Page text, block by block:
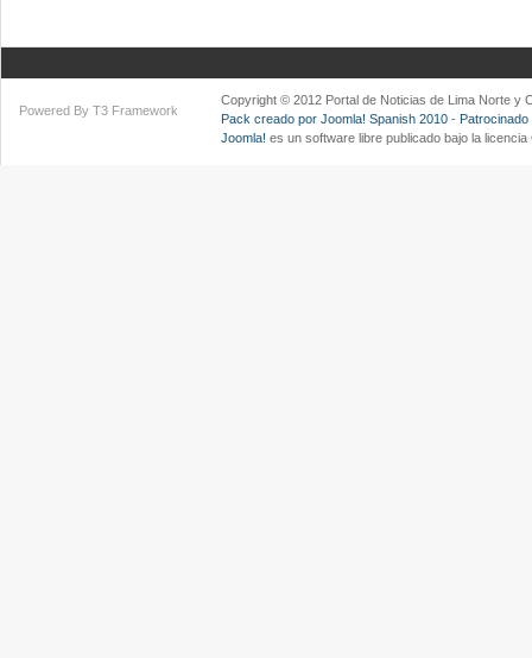
Powered By T3 Framework
Copyright © 2012 Portal de Noticias de Lima Norte
Pack creado por Joomla! Spanish 2010 -
Joomla! es un software libre publicado bajo la licencia